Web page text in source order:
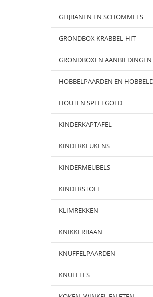
GLIJBANEN EN SCHOMMELS
GRONDBOX KRABBEL-HIT
GRONDBOXEN AANBIEDINGEN
HOBBELPAARDEN EN
HOUTEN SPEELGOED
KINDERKAPTAFEL
KINDERKEUKENS
KINDERMEUBELS
KINDERSTOEL
KLIMREKKEN
KNIKKERBAAN
KNUFFELPAARDEN
KNUFFELS